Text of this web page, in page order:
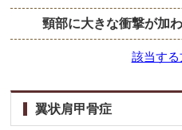
頸部に大きな衝撃が加
該当す
翼状肩甲骨症